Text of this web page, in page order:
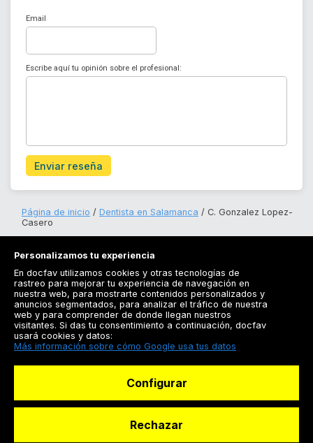
Email
Escribe aquí tu opinión sobre el profesional:
Enviar reseña
Página de inicio Dentista en Salamanca
C. Gonzalez Lopez-
Casero
Registrarse
Docfav
Personalizamos tu experiencia
En docfav utilizamos cookies y otras tecnologías de
rastreo para mejorar tu experiencia de navegación en
nuestra web, para mostrarte contenidos personalizados y
anuncios segmentados, para analizar el tráfico de nuestra
web y para comprender de donde llegan nuestros
visitantes. Si das tu consentimiento a continuación, docfav
usará cookies y datos:
Más información sobre cómo Google usa tus datos
Configurar
Rechazar